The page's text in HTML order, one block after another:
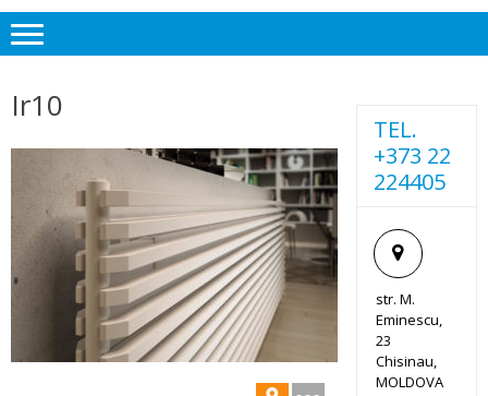
Ir10
TEL.
+373 22
224405
str. M.
Eminescu,
23
Chisinau,
MOLDOVA